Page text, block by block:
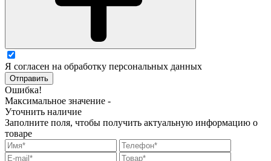
Я согласен на обработку персональных данных
Отправить
Ошибка!
Максимальное значение -
Уточнить наличие
Заполните поля, чтобы получить актуальную информацию о
товаре